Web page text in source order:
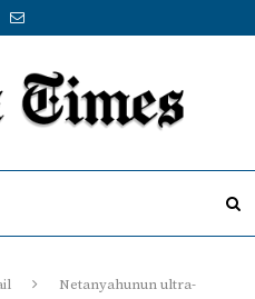
Netanyahunun ultra-